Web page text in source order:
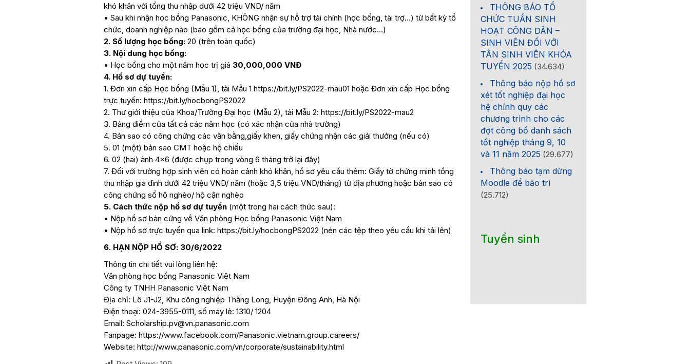
khó khăn với tổng thu nhập dưới 42 triệu VND/ năm
• Sau khi nhận học bổng Panasonic, KHÔNG nhận sự hỗ trợ tài chính (học bổng, tài trợ…) từ bất kỳ tổ
chức, doanh nghiệp nào (bao gồm cả học bổng của trường đại học, Nhà nước…)
2. Số lượng học bổng: 20 (trên toàn quốc)
3. Nội dung học bổng:
• Học bổng cho một năm học trị giá 30,000,000 VNĐ
4. Hồ sơ dự tuyển:
1. Đơn xin cấp Học bổng (Mẫu 1), tải Mẫu 1 https://bit.ly/PS2022-mau01 hoặc Đơn xin cấp Học bổng
trực tuyến: https://bit.ly/hocbongPS2022
2. Thư giới thiệu của Khoa/Trường Đại học (Mẫu 2), tải Mẫu 2: https://bit.ly/PS2022-mau2
3. Bảng điểm của tất cả các năm học (có xác nhận của nhà trường)
4. Bản sao có công chứng các văn bằng,giấy khen, giấy chứng nhận các giải thưởng (nếu có)
5. 01 (một) bản sao CMT hoặc hộ chiếu
6. 02 (hai) ảnh 4×6 (được chụp trong vòng 6 tháng trở lại đây)
7. Đối với trường hợp sinh viên có hoàn cảnh khó khăn, hồ sơ yêu cầu thêm: Giấy tờ chứng minh tổng
thu nhập gia đình dưới 42 triệu VND/ năm (hoặc 3,5 triệu VND/tháng) từ địa phương hoặc bản sao có
công chứng sổ hộ nghèo/ hộ cận nghèo
5. Cách thức nộp hồ sơ dự tuyển (một trong hai cách thức sau):
• Nộp hồ sơ bản cứng về Văn phòng Học bổng Panasonic Việt Nam
• Nộp hồ sơ trực tuyến qua link: https://bit.ly/hocbongPS2022 (nén các tệp theo yêu cầu khi tải lên)
6. HẠN NỘP HỒ SƠ: 30/6/2022
Thông tin chi tiết vui lòng liên hệ:
Văn phòng học bổng Panasonic Việt Nam
Công ty TNHH Panasonic Việt Nam
Địa chỉ: Lô J1-J2, Khu công nghiệp Thăng Long, Huyện Đông Anh, Hà Nội
Điện thoại: 024-3955-0111, số máy lẻ: 1310/ 1204
Email: Scholarship.pv@vn.panasonic.com
Fanpage: https://www.facebook.com/Panasonic.vietnam.group.careers/
Website: http://www.panasonic.com/vn/corporate/sustainability.html
THÔNG BÁO TỔ
CHỨC TUẦN SINH
HOẠT CÔNG DÂN –
SINH VIÊN ĐỐI VỚI
TÂN SINH VIÊN KHÓA
TUYỂN 2025 (34.634)
Thông báo nộp hồ sơ
xét tốt nghiệp đại học
hệ chính quy các
chương trình cho các
đợt công bố danh sách
tốt nghiệp tháng 9, 10
và 11 năm 2025 (29.677)
Thông báo tạm dừng
Moodle để bảo trì
(25.712)
Tuyển sinh